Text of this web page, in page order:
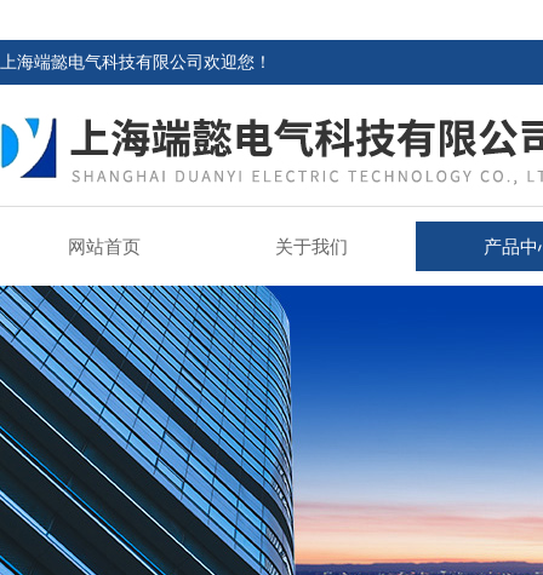
上海端懿电气科技有限公司欢迎您！
网站首页 关于我们 产品中